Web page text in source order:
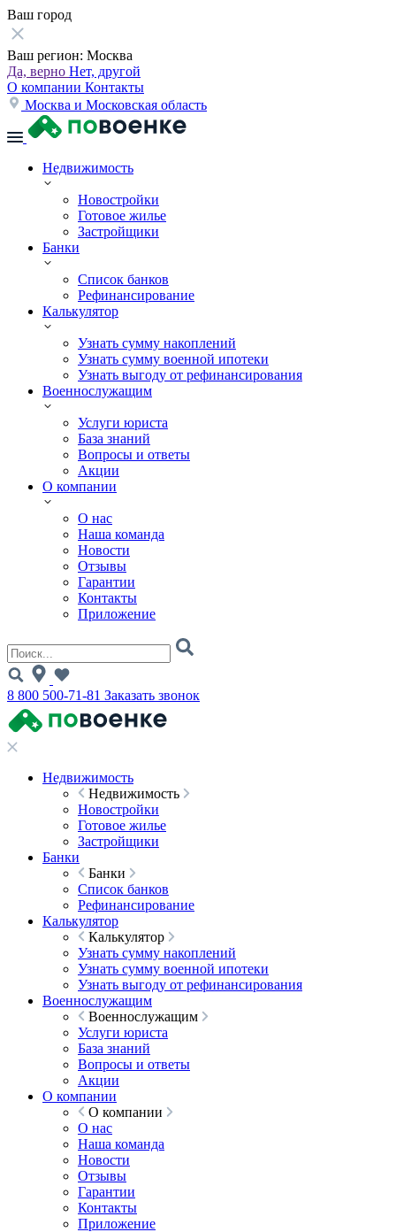
Ваш город
Ваш регион: Москва
Да, верно Нет, другой
О компании Контакты
Москва и Московская область
Недвижимость
Новостройки
Готовое жилье
Застройщики
Банки
Список банков
Рефинансирование
Калькулятор
Узнать сумму накоплений
Узнать сумму военной ипотеки
Узнать выгоду от рефинансирования
Военнослужащим
Услуги юриста
База знаний
Вопросы и ответы
Акции
О компании
О нас
Наша команда
Новости
Отзывы
Гарантии
Контакты
Приложение
8 800 500-71-81 Заказать звонок
Недвижимость
Недвижимость
Новостройки
Готовое жилье
Застройщики
Банки
Банки
Список банков
Рефинансирование
Калькулятор
Калькулятор
Узнать сумму накоплений
Узнать сумму военной ипотеки
Узнать выгоду от рефинансирования
Военнослужащим
Военнослужащим
Услуги юриста
База знаний
Вопросы и ответы
Акции
О компании
О компании
О нас
Наша команда
Новости
Отзывы
Гарантии
Контакты
Приложение